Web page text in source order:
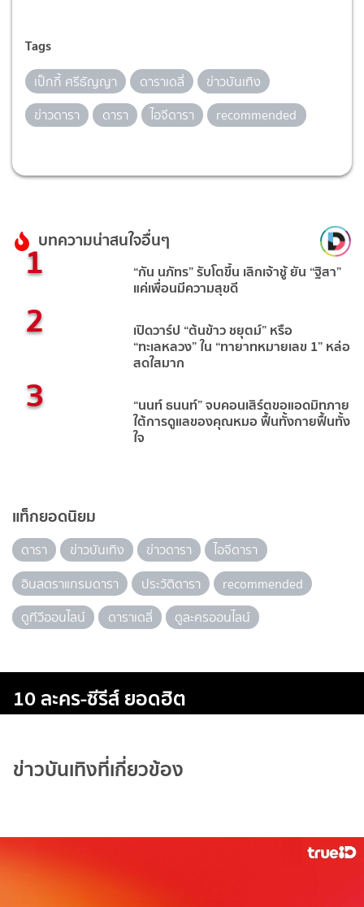
Tags
เป็กกี้ ศรีธัญญา ดาราเดลี่
ข่าวบันเทิง
ข่าวดารา
ดารา ไอจีดารา recommended
บทความน่าสนใจอื่นๆ
1 “กัน นภัทร” รับโตขึ้น เลิกเจ้าชู้ ยัน “ฐิสา”
แค่เพื่อนมีความสุขดี
2 เปิดวาร์ป “ต้นข้าว ชยุตม์” หรือ
“ทะเลหลวง” ใน “ทายาทหมายเลข 1” หล่อ
สดใสมาก
3 “นนท์ ธนนท์” จบคอนเสิร์ตขอแอดมิทภาย
ใต้การดูแลของคุณหมอ ฟื้นทั้งกายฟื้นทั้ง
ใจ
แท็กยอดนิยม
ดารา ข่าวบันเทิง ข่าวดารา
ไอจีดารา
อินสตราแกรมดารา
ประวัติดารา
recommended
ดูทีวีออนไลน์
ดาราเดลี่ ดูละครออนไลน์
10 ละคร-ซีรีส์ ยอดฮิต
ข่าวบันเทิงที่เกี่ยวข้อง